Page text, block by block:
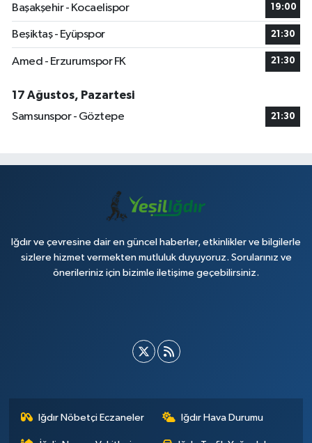
Başakşehir - Kocaelispor
19:00
Beşiktaş - Eyüpspor 21:30
Amed - Erzurumspor FK 21:30
17 Ağustos, Pazartesi
Samsunspor - Göztepe
21:30
Iğdır ve çevresine dair en güncel haberler, etkinlikler ve bilgilerle
sizlere hizmet vermekten mutluluk duyuyoruz. Sorularınız ve
önerileriniz için bizimle iletişime geçebilirsiniz.
Iğdır Nöbetçi Eczaneler Iğdır Hava Durumu